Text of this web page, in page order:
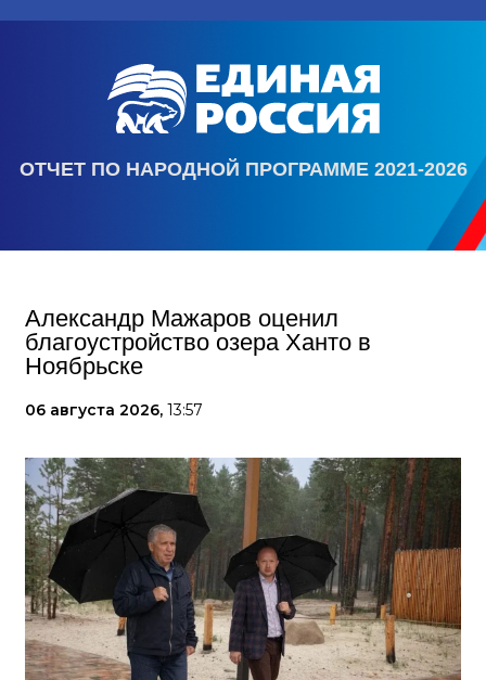
ОТЧЕТ ПО НАРОДНОЙ ПРОГРАММЕ 2021-2026
Александр Мажаров оценил
благоустройство озера Ханто в
Ноябрьске
06 августа 2026, 13:57